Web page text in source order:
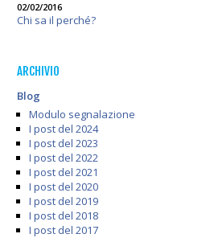
02/02/2016
Chi sa il perché?
ARCHIVIO
Blog
Modulo segnalazione
I post del 2024
I post del 2023
I post del 2022
I post del 2021
I post del 2020
I post del 2019
I post del 2018
I post del 2017